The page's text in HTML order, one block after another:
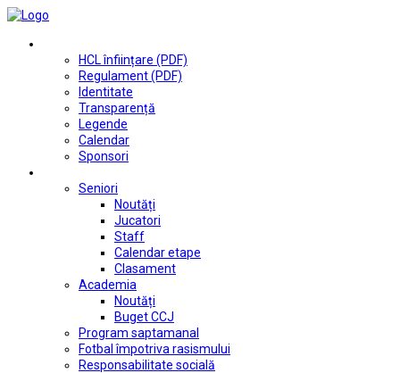
HCL înființare (PDF)
Regulament (PDF)
Identitate
Transparență
Legende
Calendar
Sponsori
Seniori
Noutăți
Jucatori
Staff
Calendar etape
Clasament
Academia
Noutăți
Buget CCJ
Program saptamanal
Fotbal împotriva rasismului
Responsabilitate socială